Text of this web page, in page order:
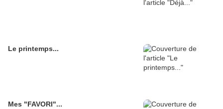
Le printemps...
Mes "FAVORI"...